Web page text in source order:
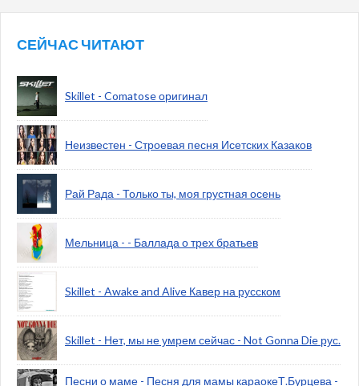
СЕЙЧАС ЧИТАЮТ
Skillet - Comatose оригинал
Неизвестен - Строевая песня Исетских Казаков
Рай Рада - Только ты, моя грустная осень
Мельница - - Баллада о трех братьев
Skillet - Awake and Alive Кавер на русском
Skillet - Нет, мы не умрем сейчас - Not Gonna Die рус.
Песни о маме - Песня для мамы караокеТ.Бурцева -